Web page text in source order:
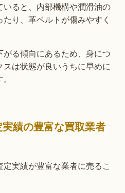
いると、内部機構や潤滑油の
り、革ベルトが傷みやすく
る傾向にあるため、身につ
は状態が良いうちに早めに
績の豊富な買取業者
実績が豊富な業者に売るこ